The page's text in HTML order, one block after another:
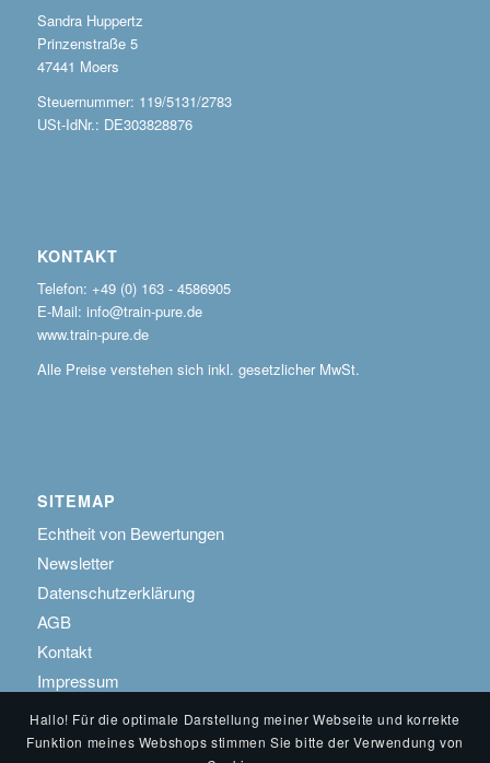
Sandra Huppertz
Prinzenstraße 5
47441 Moers
Steuernummer: 119/5131/2783
USt-IdNr.: DE303828876
KONTAKT
Telefon: +49 (0) 163 - 4586905
E-Mail: info@train-pure.de
www.train-pure.de
Alle Preise verstehen sich inkl. gesetzlicher MwSt.
SITEMAP
Echtheit von Bewertungen
Newsletter
Datenschutzerklärung
AGB
Kontakt
Impressum
Hallo! Für die optimale Darstellung meiner Webseite und korrekte
Funktion meines Webshops stimmen Sie bitte der Verwendung von